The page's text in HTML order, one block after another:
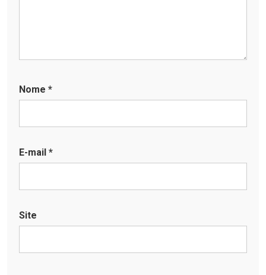
Nome *
E-mail *
Site